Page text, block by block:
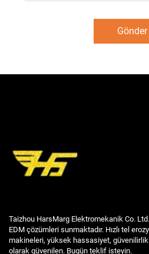
Gönder
Taizhou HarsMarg Elektromekanik Co.
EDM çözümleri sunmaktadır. Hızlı tel
makineleri, yüksek hassasiyet,
olarak güvenilen. Bugün teklif isteyin.